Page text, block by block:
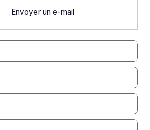
Envoyer un e-mail